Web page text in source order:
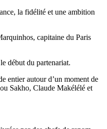
la fidélité et une ambition
capitaine du Paris
début du partenariat.
entier autour d’un moment de
Sakho, Claude Makélélé et